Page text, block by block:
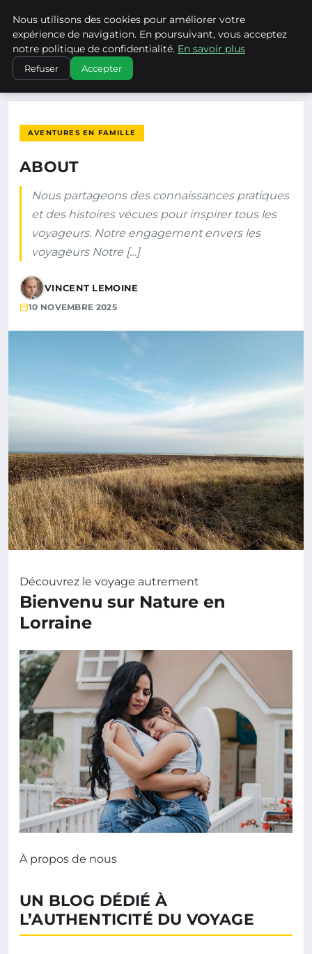
NATURE EN LORRAINE
ACCUEIL AVENTURES EN FAMILLE
AVENTURES EN FAMILLE
ABOUT
Nous partageons des connaissances pratiques
et des histoires vécues pour inspirer tous les
voyageurs. Notre engagement envers les
voyageurs Notre […]
VINCENT LEMOINE
10 NOVEMBRE 2025
Découvrez le voyage autrement
Bienvenu sur Nature en
Lorraine
À propos de nous
UN BLOG DÉDIÉ À
L’AUTHENTICITÉ DU VOYAGE
Nous utilisons des cookies pour améliorer votre
expérience de navigation. En poursuivant, vous acceptez
notre politique de confidentialité. En savoir plus
Refuser Accepter